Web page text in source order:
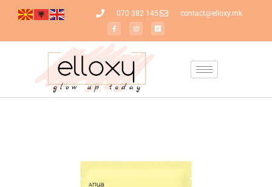
070 382 145 contact@elloxy.mk